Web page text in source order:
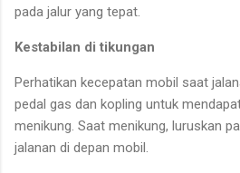
pada jalur yang tepat.
Kestabilan di tikungan
Perhatikan kecepatan mobil saat
pedal gas dan kopling untuk
menikung. Saat menikung, luruskan
jalanan di depan mobil.